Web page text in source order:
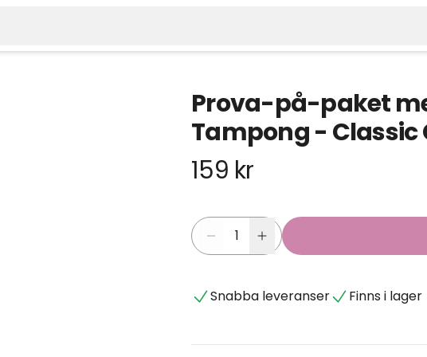
Prova-på-paket
Tampong - Classic
159 kr
Snabba leveranser Finns i lager